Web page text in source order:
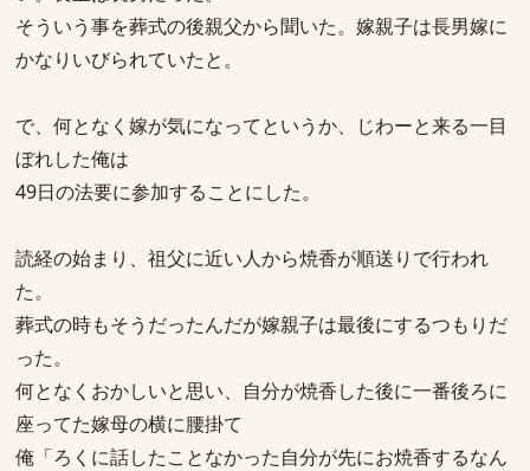
そういう事を葬式の後親父から聞いた。嫁親子は長男嫁に
かなりいびられていたと。
で、何となく嫁が気になってというか、じわーと来る一目
ぼれした俺は
49日の法要に参加することにした。
読経の始まり、祖父に近い人から焼香が順送りで行われ
た。
葬式の時もそうだったんだが嫁親子は最後にするつもりだ
った。
何となくおかしいと思い、自分が焼香した後に一番後ろに
座ってた嫁母の横に腰掛て
俺「ろくに話したことなかった自分が先にお焼香するなん